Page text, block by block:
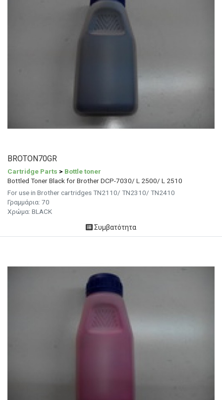
BROTON70GR
Cartridge Parts > Bottle toner
Bottled Toner Black for Brother DCP-7030/ L 2500/ L 2510
For use in Brother cartridges TN2110/ TN2310/ TN2410
Γραμμάρια: 70
Χρώμα: BLACK
Συμβατότητα